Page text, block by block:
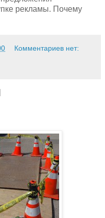
рекламы. Почему
Комментариев нет: